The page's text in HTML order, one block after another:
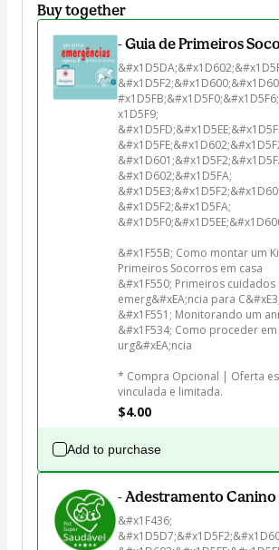
Buy together
- Guia de Primeiros
x1D5F9;
&#x1D602;&#x1D5FA;
&#x1D5F2;&#x1D5FA;
&#x1F55B; Como montar um
Primeiros Socorros em casa
&#x1F550; Primeiros cuidados
emerg&#xEA;ncia para
&#x1F551; Monitorando um
&#x1F534; Como proceder
urg&#xEA;ncia
* Compra Opcional | Oferta
$4.00
Add to purchase
- Adestramento Canino
&#x1F436;